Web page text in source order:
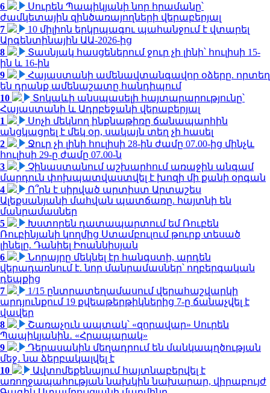
6
Սուրեն Պապիկյանի նոր հրամանը՝
ժամկետային զինծառայողների վերաբերյալ
7
10 միլիոն երկրպագու պահանջում է վտարել
Արգենտինային ԱԱ-2026-ից
8
Տասնյակ հասցեներում ջուր չի լինի՝ հուլիսի 15-
ին և 16-ին
9
Հայաստանի ամենավտանգավոր օձերը. որտեղ
են դրանք ամենաշատը հանդիպում
10
Տոկաևի անսպասելի հայտարարությունը՝
Հայաստանի և Ադրբեջանի վերաբերյալ
1
Սոչի մեկնող ինքնաթիռը ճանապարհին
անցկացրել է մեկ օր, սակայն տեղ չի հասել
2
Ջուր չի լինի հուլիսի 28-ին ժամը 07.00-ից մինչև
հուլիսի 29-ը ժամը 07.00-ն
3
Չինաստանում աշխարհում առաջին անգամ
մարդուն փոխպատվաստվել է խոզի մի քանի օրգան
4
Ո՞րն է սիրված արտիստ Արտաշես
Ալեքսանյանի մահվան պատճառը. հայտնի են
մանրամասներ
5
Խստորեն դատապարտում եմ Ռուբեն
Ռուբինյանի կողմից Ստամբուլում թուրք տեսած
լինելը. Դանիել Իոաննիսյան
6
Նորայրը մեկնել էր հանգստի, արդեն
վերադառնում է. նոր մանրամասներ՝ ողբերգական
դեպքից
7
1/15 ընտրատեղամասում վերահաշվարկի
արդյունքում 19 քվեաթերթիկներից 7-ը ճանաչվել է
վավեր
8
Շառաչուն ապտակ՝ «զորավար» Սուրեն
Պապիկյանին․ «Հրապարակ»
9
Դերասանին մեղադրում են մանկապղծության
մեջ․ նա ձերբակալվել է
10
Ավտոմեքենայում հայտնաբերվել է
առողջապահության նախկին նախարար, վիրաբույժ